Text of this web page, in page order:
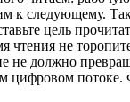
к следующему.
цель
чтения не
не должно
цифровом